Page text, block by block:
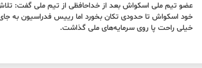
عضو تیم ملی اسکواش بعد از خداحافظی از تیم ملی گفت:
خود اسکواش تا حدودی تکان بخورد اما رییس فدراسیون به
خیلی راحت پا روی سرمایه‌های ملی گذاشت.